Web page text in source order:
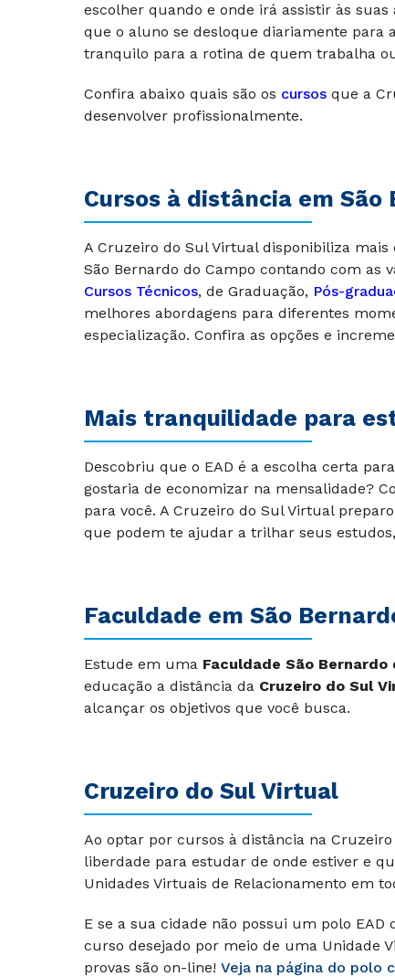
escolher quando e onde irá assistir às
que o aluno se desloque diariamente para
tranquilo para a rotina de quem trabalha
Confira abaixo quais são os cursos que a
desenvolver profissionalmente.
Cursos à distância em São
A Cruzeiro do Sul Virtual disponibiliza
São Bernardo do Campo contando com as
Cursos Técnicos, de Graduação, Pós-
melhores abordagens para diferentes
especialização. Confira as opções e
Mais tranquilidade para
Descobriu que o EAD é a escolha certa
gostaria de economizar na mensalidade?
para você. A Cruzeiro do Sul Virtual
que podem te ajudar a trilhar seus
Faculdade em São
Estude em uma Faculdade São Bernardo
educação a distância da Cruzeiro do Sul
alcançar os objetivos que você busca.
Cruzeiro do Sul Virtual
Ao optar por cursos à distância na
liberdade para estudar de onde estiver e
Unidades Virtuais de Relacionamento em
E se a sua cidade não possui um polo
curso desejado por meio de uma Unidade
provas são on-line! Veja na página do polo